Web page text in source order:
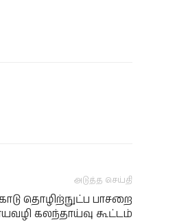
அடுத்த செய்தி
தொழிற்நுட்ப பாசறை
கலந்தாய்வு கூட்டம்